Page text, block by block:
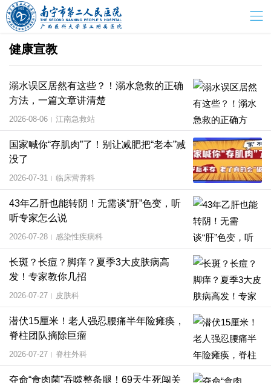
健康宣教
溺水误区居然有这些？！溺水急救的正确
方法，一篇文章讲清楚
2026-08-06 | 江南急救站
国家喊你“存肌肉”了！别让减肥把“老本”减
没了
2026-07-31 | 临床营养科
43年乙肝也能转阴！无需谈“肝”色变，听
听专家怎么说
2026-07-28 | 感染性疾病科
长斑？长痘？脚痒？夏季3大皮肤病高
发！专家教你几招
2026-07-27 | 皮肤科
潜伏15厘米！老人强忍腰痛半年险瘫痪，
脊柱团队摘除巨瘤
2026-07-27 | 脊柱外科
夺命“食肉菌”吞噬整条腿！69天生死闯关